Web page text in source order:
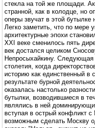
стекла на той же площади.
странной, как в колодце, но
оперы звучат в этой бутылке
Легко заметить, что по мере
архитектурные эпохи
XXI веке сменилось пять
век достался целиком
Непросыхайкину.
столетия, когда
историю как единственный в
результате бурной
оказалась настолько
бутылки, возводившиеся в
являлись в ней
вступая в острый конфликт
возможным сделать Москву